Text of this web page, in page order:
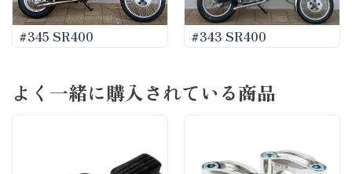
#345 SR400 #343 SR400
よく一緒に購入されている商品